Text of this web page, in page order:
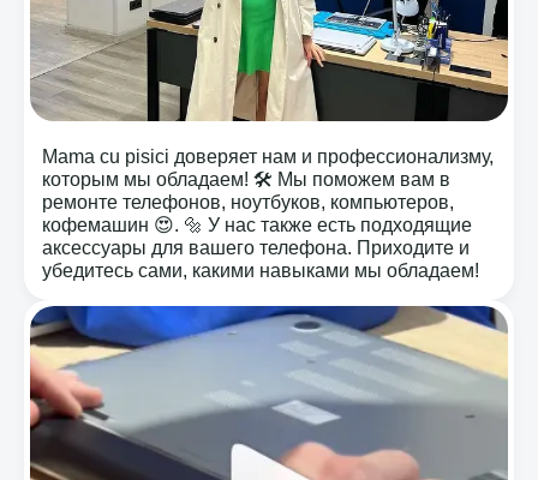
Mama cu pisici доверяет нам и профессионализму,
которым мы обладаем! 🛠️ Мы поможем вам в
ремонте телефонов, ноутбуков, компьютеров,
кофемашин 😍. 🔩 У нас также есть подходящие
аксессуары для вашего телефона. Приходите и
убедитесь сами, какими навыками мы обладаем!